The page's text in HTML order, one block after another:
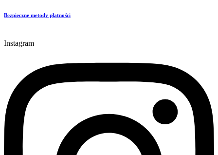
Bezpieczne metody płatności
Instagram